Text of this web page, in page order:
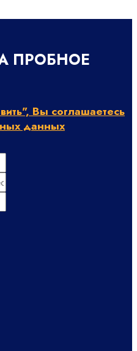
ПРОБНОЕ
Вы соглашаетесь
данных